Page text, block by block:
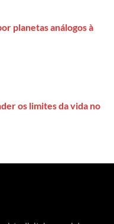
planetas análogos à
os limites da vida no